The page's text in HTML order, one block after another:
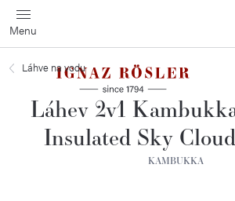
Přejít
na
obsah
Láhve na vodu
Láhev 2v1
Insulated Sky
KAMBUKKA